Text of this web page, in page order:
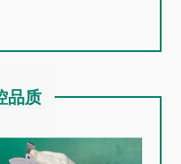
品质